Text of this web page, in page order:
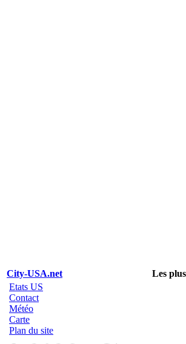
City-USA.net
Les
Etats US
Contact
Météo
Carte
Plan du site